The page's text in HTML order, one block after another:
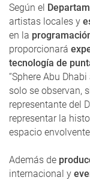
Según el
artistas locales y
en la
proporcionará
tecnología de
“Sphere Abu
solo se observan,
representante del
representar la
espacio
Además de
internacional y